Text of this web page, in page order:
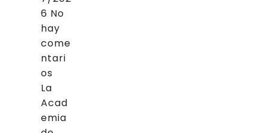
6 No
hay
come
ntari
os
La
Acad
emia